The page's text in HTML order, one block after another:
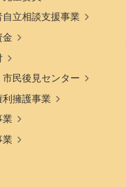
立相談支援事業
民後見センター
擁護事業
業
業